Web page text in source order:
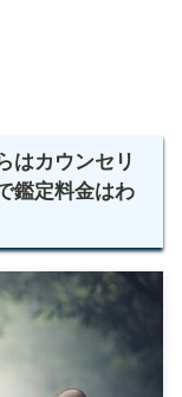
はカウンセリ
鑑定料金はわ